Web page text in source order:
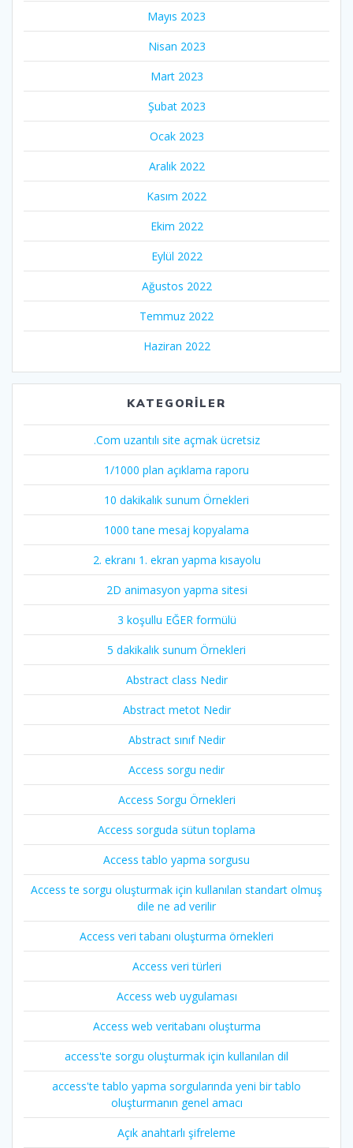
Mayıs 2023
Nisan 2023
Mart 2023
Şubat 2023
Ocak 2023
Aralık 2022
Kasım 2022
Ekim 2022
Eylül 2022
Ağustos 2022
Temmuz 2022
Haziran 2022
KATEGORILER
.Com uzantılı site açmak ücretsiz
1/1000 plan açıklama raporu
10 dakikalık sunum Örnekleri
1000 tane mesaj kopyalama
2. ekranı 1. ekran yapma kısayolu
2D animasyon yapma sitesi
3 koşullu EĞER formülü
5 dakikalık sunum Örnekleri
Abstract class Nedir
Abstract metot Nedir
Abstract sınıf Nedir
Access sorgu nedir
Access Sorgu Örnekleri
Access sorguda sütun toplama
Access tablo yapma sorgusu
Access te sorgu oluşturmak için kullanılan standart olmuş
dile ne ad verilir
Access veri tabanı oluşturma örnekleri
Access veri türleri
Access web uygulaması
Access web veritabanı oluşturma
access'te sorgu oluşturmak için kullanılan dil
access'te tablo yapma sorgularında yeni bir tablo
oluşturmanın genel amacı
Açık anahtarlı şifreleme